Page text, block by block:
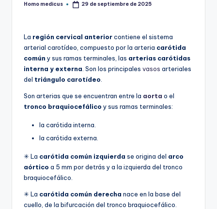
Publicado
Homo medicus 29 de septiembre de 2025
La región cervical anteriorcontiene el sistema
arterial carotídeo, compuesto por la arteria carótida
común y sus ramas terminales, las arterias carótidas
interna y externa . Son los principales vasos arteriales
del triángulo carotídeo
Son arterias que se encuentran entre la aorta o el
tronco braquiocefálico y sus ramas terminales:
la carótida interna.
la carótida externa.
✳ La carótida común izquierda se origina del arco
aórtico a 5 mm por detrás y a la izquierda del tronco
braquiocefálico.
✳ La carótida común derecha nace en la base del
cuello, de la bifurcación del tronco braquiocefálico.